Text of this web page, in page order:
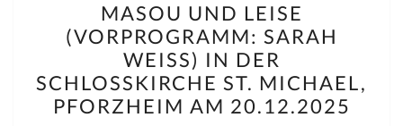
UND
LEISE
(VORPROGRAMM:
SARAH
WEISS)
MASOU UND LEISE
(VORPROGRAMM: SARAH
WEISS) IN DER
SCHLOSSKIRCHE ST. MICHAEL,
PFORZHEIM AM 20.12.2025